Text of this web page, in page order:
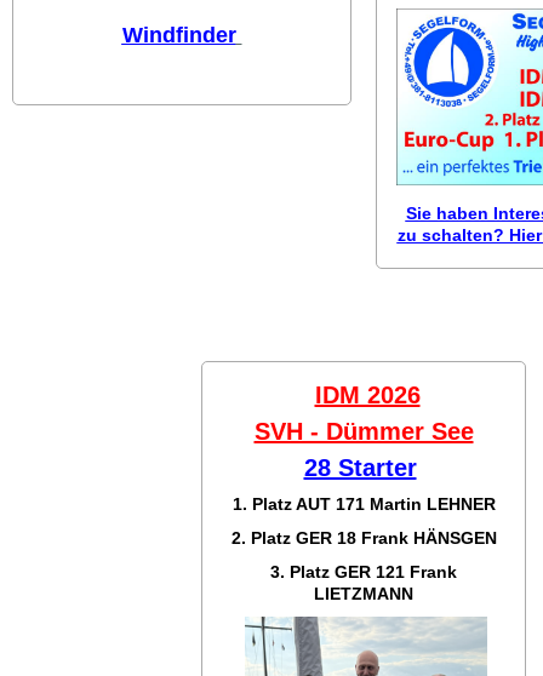
Windfinder
Sie haben
zu schalten?
IDM 2026
SVH - Dümmer See
28 Starter
1. Platz AUT 171 Martin LEHNER
2. Platz GER 18 Frank HÄNSGEN
3. Platz GER 121 Frank
LIETZMANN